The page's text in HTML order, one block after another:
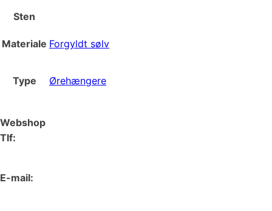
Sten
Materiale Forgyldt sølv
Type Ørehængere
Webshop
Tlf:
E-mail: